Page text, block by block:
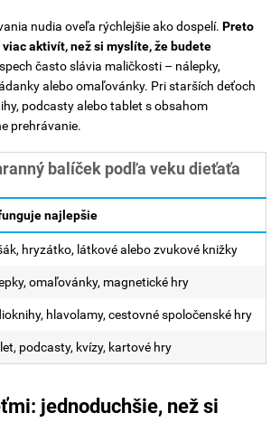
nudia oveľa rýchlejšie ako dospelí. Preto
aktivít, než si myslíte, že budete
často slávia maličkosti – nálepky,
alebo omaľovánky. Pri starších deťoch
podcasty alebo tablet s obsahom
prehrávanie.
balíček podľa veku dieťaťa
najlepšie
hryzátko, látkové alebo zvukové knižky
omaľovánky, magnetické hry
hlavolamy, cestovné spoločenské hry
podcasty, kvízy, kartové hry
jednoduchšie, než si